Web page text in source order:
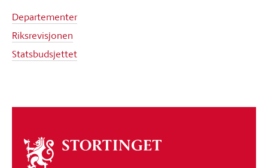
Departementer
Riksrevisjonen
Statsbudsjettet
Om
stortinget